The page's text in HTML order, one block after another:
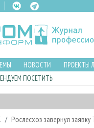
НОВОСТИ ПРОЕКТЫ
ПОСЕТИТЬ
Рослесхоз завернул